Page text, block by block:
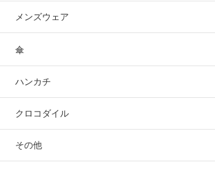
メンズウェア
傘
ハンカチ
クロコダイル
その他